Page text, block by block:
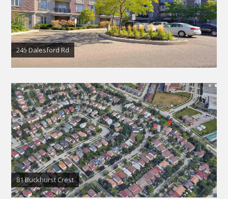
245 Dalesford Rd
81 Buckhurst Crest